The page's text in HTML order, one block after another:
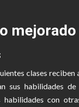
mejorado
clases reciben
sus habilidades de
habilidades con